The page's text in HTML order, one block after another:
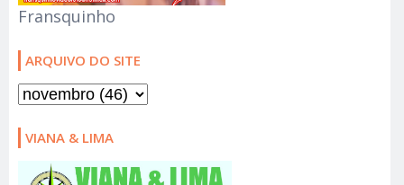
Fransquinho
ARQUIVO DO SITE
VIANA & LIMA